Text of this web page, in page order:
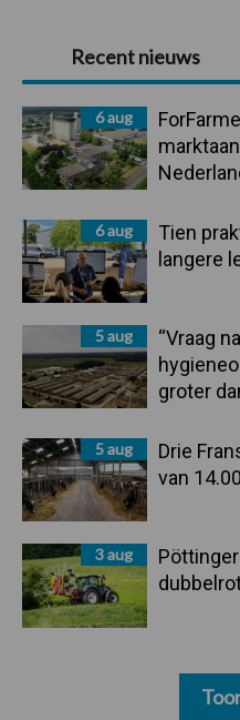
Primaire
Sidebar
Recent nieuws
6 aug
6 aug
Tien
langere
5 aug
“Vraag
groter
5 aug
Drie
van
3 aug